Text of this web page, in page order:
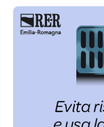
La Pressa